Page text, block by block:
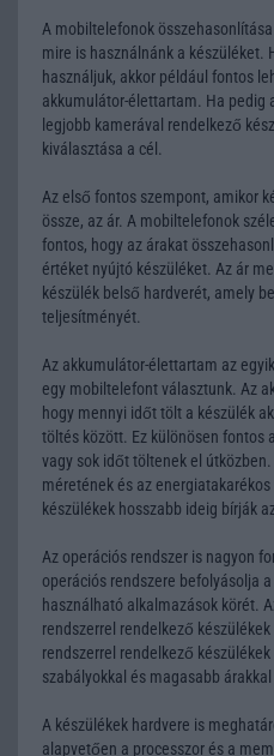
A mobiltelefonok
mire is használnánk a készüléket.
használjuk, akkor például fontos
akkumulátor-élettartam. Ha pedig
legjobb kamerával rendelkező
kiválasztása a cél.
Az első fontos szempont, amikor
össze, az ár. A mobiltelefonok
fontos, hogy az árakat
értéket nyújtó készüléket. Az ár
készülék belső hardverét, amely
teljesítményét.
Az akkumulátor-élettartam az
egy mobiltelefont választunk. Az
hogy mennyi időt tölt a készülék
töltés között. Ez különösen fontos
vagy sok időt töltenek el
méretének és az
készülékek hosszabb ideig bírják
Az operációs rendszer is nagyon
operációs rendszere befolyásolja
használható alkalmazások körét.
rendszerrel rendelkező
rendszerrel rendelkező
szabályokkal és magasabb árakkal
A készülékek hardvere is
alapvetően a processzor és a